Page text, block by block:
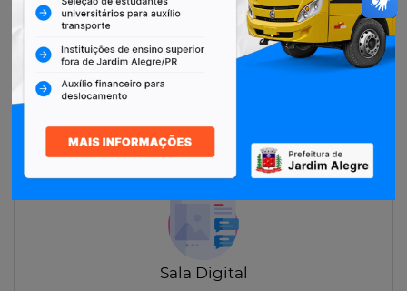
Restituição de Contribuintes
Sala Digital